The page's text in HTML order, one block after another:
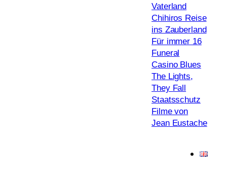
Vaterland
Chihiros Reise
ins Zauberland
Für immer 16
Funeral
Casino Blues
The Lights,
They Fall
Staatsschutz
Filme von
Jean Eustache